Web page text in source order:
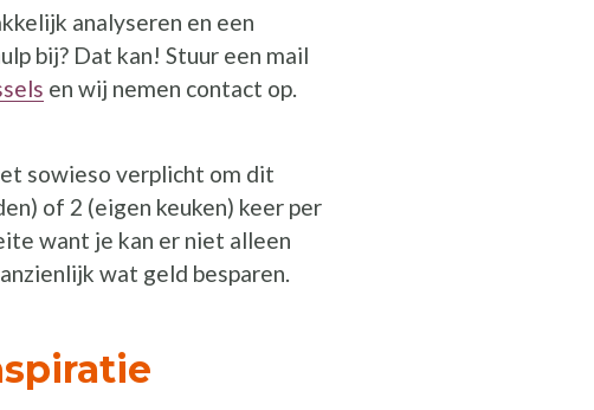
analyseren en een
bij? Dat kan! Stuur een mail
en wij nemen contact op.
sowieso verplicht om dit
of 2 (eigen keuken) keer per
want je kan er niet alleen
wat geld besparen.